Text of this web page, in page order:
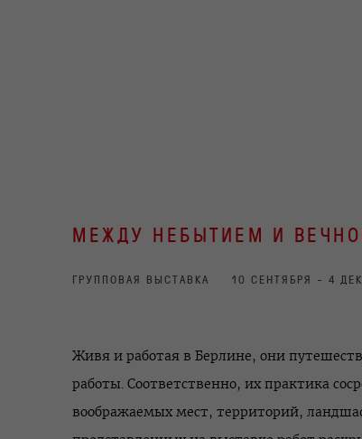
МЕЖДУ НЕБЫТИЕМ И
ГРУППОВАЯ ВЫСТАВКА 10 СЕНТЯБРЯ - 4
Живя и работая в Берлине, они
работы. Соответственно, их практика
воображаемых мест, территорий,